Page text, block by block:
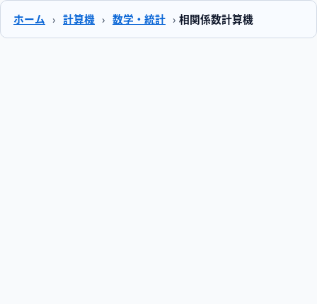
ホーム › 計算機 › 数学・統計 › 相関係数計算機